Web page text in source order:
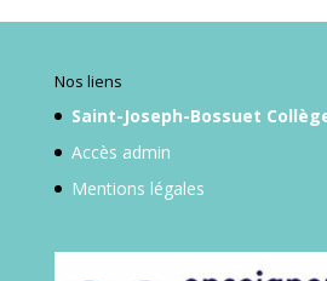
Nos liens
Saint-Joseph-Bossuet
Accès admin
Mentions légales